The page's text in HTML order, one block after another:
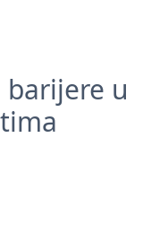
barijere u